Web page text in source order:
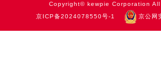
Copyright© kewpie Corporation
京ICP备2024078550号-1
京公网